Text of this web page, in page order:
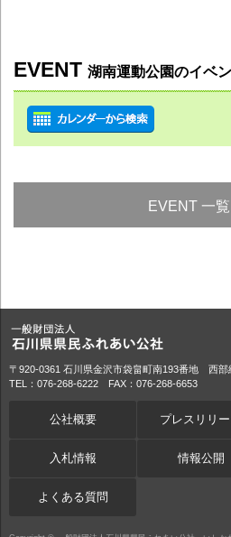
EVENT 湖南運動公園のイベ
EVENT 一覧
〒920-0361 石川県金沢市袋畠町南193番地 西部
TEL：076-268-6222 FAX：076-268-6653
公社概要 プレスリリ
入札情報 情報公開
よくある質問